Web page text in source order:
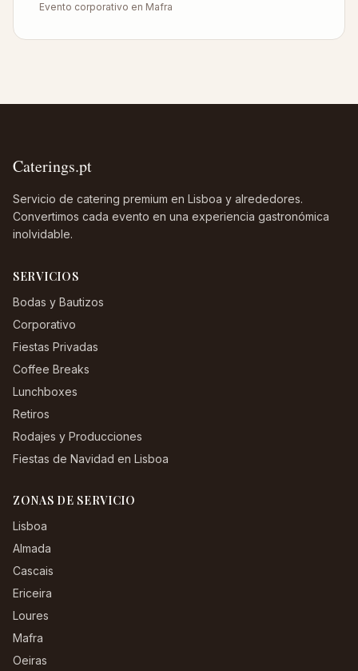
Evento corporativo en Mafra
Caterings.pt
Servicio de catering premium en Lisboa y alrededores.
Convertimos cada evento en una experiencia gastronómica
inolvidable.
SERVICIOS
Bodas y Bautizos
Corporativo
Fiestas Privadas
Coffee Breaks
Lunchboxes
Retiros
Rodajes y Producciones
Fiestas de Navidad en Lisboa
ZONAS DE SERVICIO
Lisboa
Almada
Cascais
Ericeira
Loures
Mafra
Oeiras